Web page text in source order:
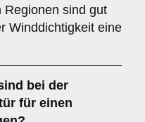
Regionen sind gut
Winddichtigkeit eine
bei der
für einen